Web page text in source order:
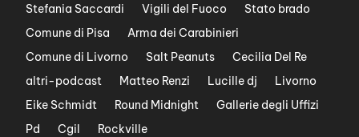
Stefania Saccardi
Vigili del Fuoco
Stato brado
Comune di Pisa
Arma dei Carabinieri
Comune di Livorno
Salt Peanuts
Cecilia Del Re
altri-podcast
Matteo Renzi Lucille dj
Livorno
Eike Schmidt
Round Midnight
Gallerie degli Uffizi
Pd
Cgil Rockville